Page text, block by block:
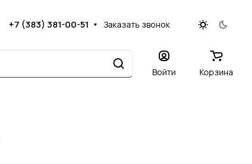
+7 (383) 381-00-51 Заказать звонок
Войти Корзина